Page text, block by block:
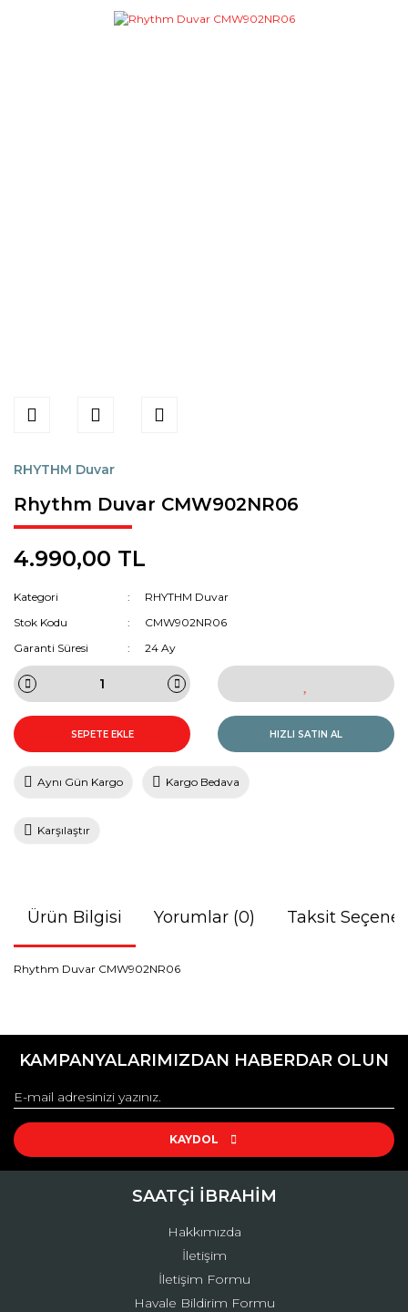
RHYTHM Duvar
Rhythm Duvar CMW902NR06
4.990,00 TL
Kategori
RHYTHM Duvar
Stok Kodu
CMW902NR06
Garanti Süresi
24 Ay
SEPETE EKLE HIZLI SATIN AL
Aynı Gün Kargo Kargo Bedava
Karşılaştır
Ürün Bilgisi Yorumlar (0) Taksit
Rhythm Duvar CMW902NR06
konularda yetersiz gördüğünüz noktaları öneri formunu
Görüş ve önerileriniz için teşekkür ederiz.
Ürün resmi kalitesiz, bozuk veya görüntülenemiyor.
Ürün açıklamasında eksik bilgiler bulunuyor.
Ürün fiyatı diğer sitelerden daha pahalı.
KAMPANYALARIMIZDAN HABERDAR OLUN
KAYDOL
SAATÇİ İBRAHİM
Hakkımızda
İletişim
İletişim Formu
Havale Bildirim Formu